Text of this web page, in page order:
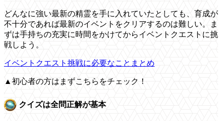
どんなに強い最新の精霊を手に入れていたとしても、育成が
不十分であれば最新のイベントをクリアするのは難しい。ま
ずは手持ちの充実に時間をかけてからイベントクエストに挑
戦しよう。
イベントクエスト挑戦に必要なことまとめ
▲初心者の方はまずこちらをチェック！
クイズは全問正解が基本